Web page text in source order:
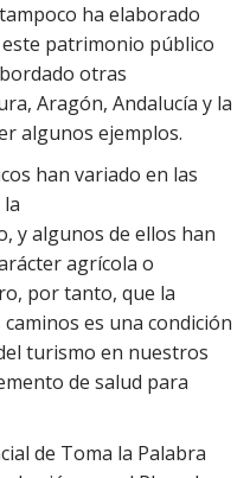
ha elaborado
patrimonio público
otras
Aragón, Andalucía y la
algunos ejemplos.
han variado en las
y algunos de ellos han
agrícola o
por tanto, que la
es una condición
turismo en nuestros
de salud para
de Toma la Palabra